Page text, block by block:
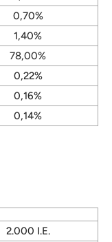
0,70%
1,40%
78,00%
0,22%
0,16%
0,14%
2.000 I.E.